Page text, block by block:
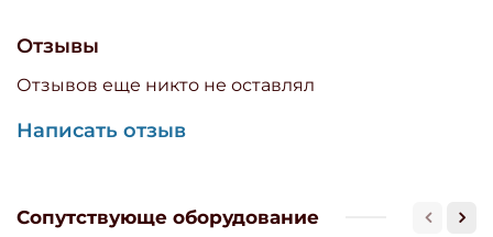
Отзывы
Отзывов еще никто не оставлял
Написать отзыв
Сопутствующе оборудование